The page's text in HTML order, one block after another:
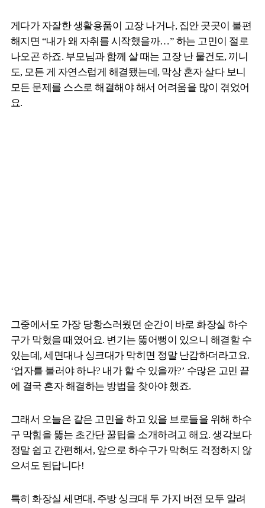
게다가 자잘한 생활용품이 고장 나거나, 집안 곳곳이 불편
해지면 “내가 왜 자취를 시작했을까…” 하는 고민이 절로
나오곤 하죠. 부모님과 함께 살 때는 고장 난 물건도, 끼니
도, 모든 게 자연스럽게 해결됐는데, 막상 혼자 살다 보니
모든 문제를 스스로 해결해야 해서 어려움을 많이 겪었어
요.
그중에서도 가장 당황스러웠던 순간이 바로 화장실 하수
구가 막혔을 때였어요. 변기는 뚫어뻥이 있으니 해결할 수
있는데, 세면대나 싱크대가 막히면 정말 난감하더라고요.
‘업자를 불러야 하나? 내가 할 수 있을까?’ 수많은 고민 끝
에 결국 혼자 해결하는 방법을 찾아야 했죠.
그래서 오늘은 같은 고민을 하고 있을 브로들을 위해 하수
구 막힘을 뚫는 초간단 꿀팁을 소개하려고 해요. 생각보다
정말 쉽고 간편해서, 앞으로 하수구가 막혀도 걱정하지 않
으셔도 된답니다!
특히 화장실 세면대, 주방 싱크대 두 가지 버전 모두 알려